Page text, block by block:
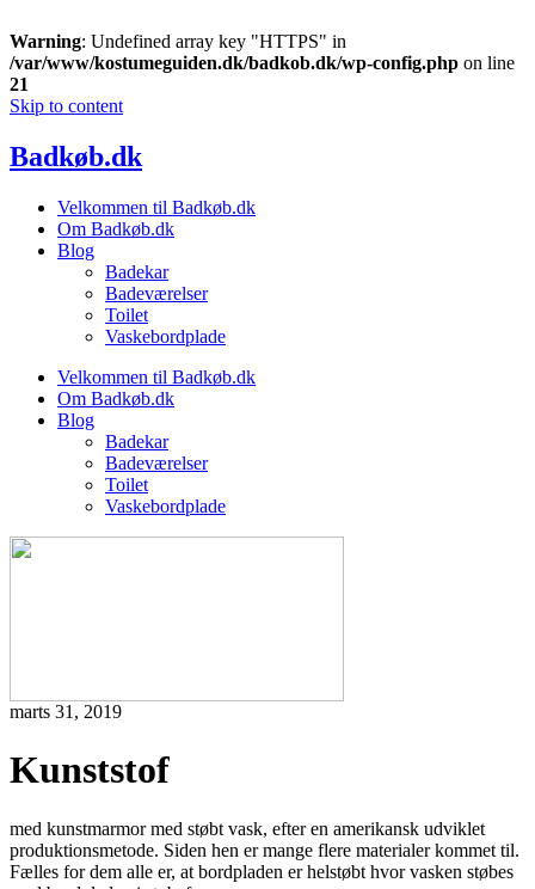
Warning: Undefined array key "HTTPS" in
/var/www/kostumeguiden.dk/badkob.dk/wp-config.php on line
21
Skip to content
Badkøb.dk
Velkommen til Badkøb.dk
Om Badkøb.dk
Blog
Badekar
Badeværelser
Toilet
Vaskebordplade
Velkommen til Badkøb.dk
Om Badkøb.dk
Blog
Badekar
Badeværelser
Toilet
Vaskebordplade
marts 31, 2019
Kunststof
med kunstmarmor med støbt vask, efter en amerikansk udviklet
produktionsmetode. Siden hen er mange flere materialer kommet til.
Fælles for dem alle er, at bordpladen er helstøbt hvor vasken støbes